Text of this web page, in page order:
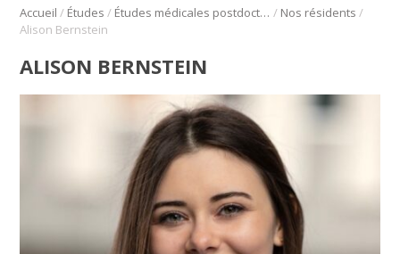
Accueil / Études / Études médicales postdoctorales ‒ Résidence / Nos résidents /
Alison Bernstein
ALISON BERNSTEIN